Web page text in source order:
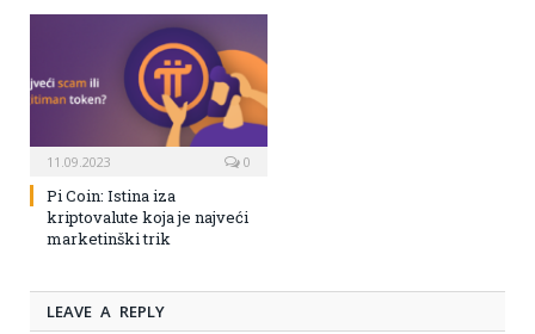
11.09.2023 0
Pi Coin: Istina iza
kriptovalute koja je najveći
marketinški trik
LEAVE A REPLY